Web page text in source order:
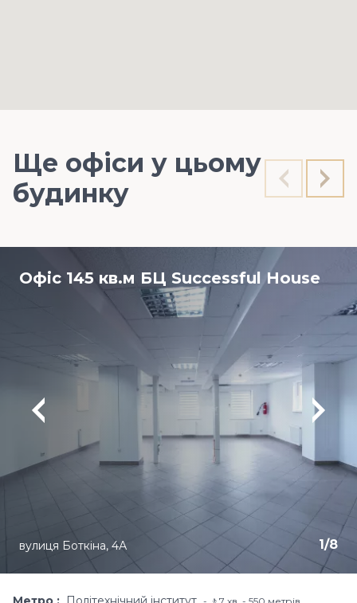
Ще офіси у цьому
будинку
Офіс 145 кв.м БЦ Successful House
1/8
вулиця Боткіна, 4А